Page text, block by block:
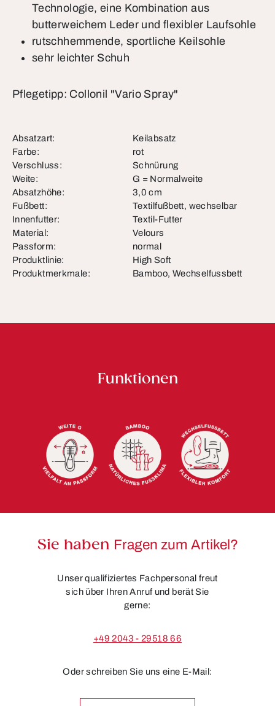
Technologie, eine Kombination aus
butterweichem Leder und flexibler Laufsohle
rutschhemmende, sportliche Keilsohle
sehr leichter Schuh
Pflegetipp: Collonil "Vario Spray"
Absatzart:
Keilabsatz
Farbe:
rot
Verschluss:
Schnürung
Weite:
G = Normalweite
Absatzhöhe:
3,0 cm
Fußbett:
Textilfußbett, wechselbar
Innenfutter:
Textil-Futter
Material:
Velours
Passform:
normal
Produktlinie:
High Soft
Produktmerkmale:
Bamboo, Wechselfussbett
Funktionen
Sie haben Fragen zum Artikel?
Unser qualifiziertes Fachpersonal freut
sich über Ihren Anruf und berät Sie
gerne:
+49 2043 - 29518 66
Oder schreiben Sie uns eine E-Mail: